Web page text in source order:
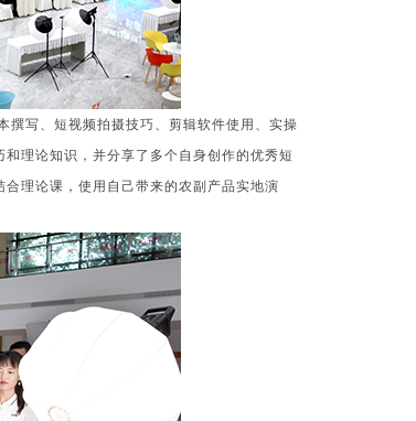
撰写、短视频拍摄技巧、剪辑软件使用、实操
理论知识，并分享了多个自身创作的优秀短
理论课，使用自己带来的农副产品实地演